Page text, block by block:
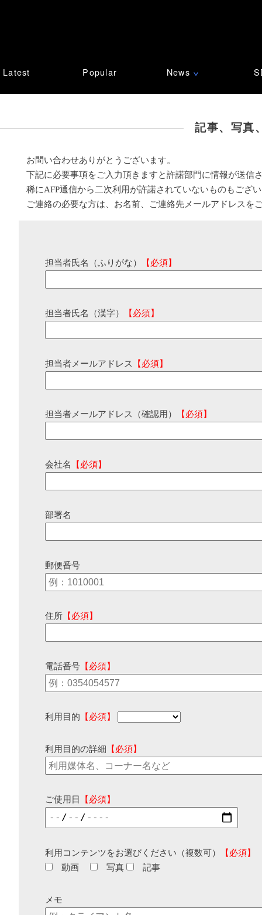
Latest Popular News ∨
記事、写真
お問い合わせありがとうございます。
下記に必要事項をご入力頂きますと許諾部門に情報が送信
稀にAFP通信から二次利用が許諾されていないものもござ
ご連絡の必要な方は、お名前、ご連絡先メールアドレスを
担当者氏名（ふりがな） 【必須】
担当者氏名（漢字） 【必須】
担当者メールアドレス 【必須】
担当者メールアドレス（確認用） 【必須】
会社名 【必須】
部署名
郵便番号
住所 【必須】
電話番号 【必須】
利用目的 【必須】
利用目的の詳細 【必須】
ご使用日 【必須】
利用コンテンツをお選びください（複数可）
【必須】
動画
写真 記事
メモ